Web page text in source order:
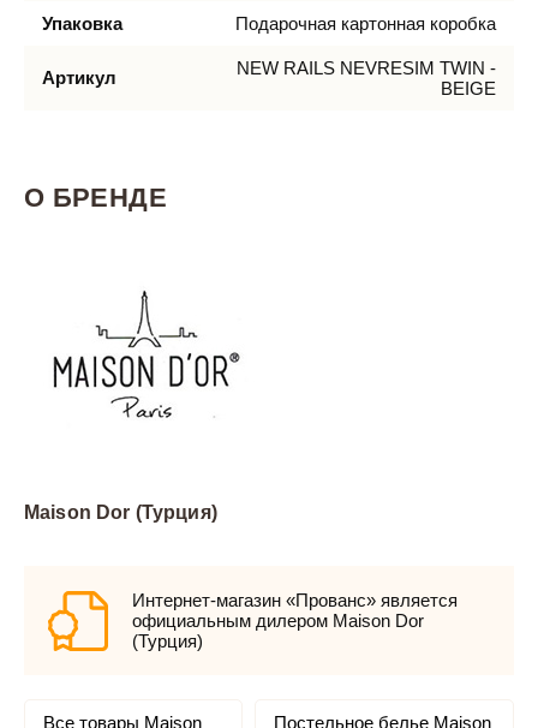
Упаковка Подарочная картонная коробка
Артикул
NEW RAILS NEVRESIM TWIN -
BEIGE
О БРЕНДЕ
Maison Dor (Турция)
Интернет-магазин «Прованс» является
официальным дилером Maison Dor
(Турция)
Все товары Maison Постельное белье Maison